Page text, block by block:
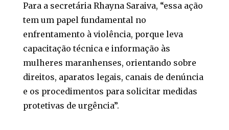
Para a secretária Rhayna Saraiva, “essa ação
tem um papel fundamental no
enfrentamento à violência, porque leva
capacitação técnica e informação às
mulheres maranhenses, orientando sobre
direitos, aparatos legais, canais de denúncia
e os procedimentos para solicitar medidas
protetivas de urgência”.